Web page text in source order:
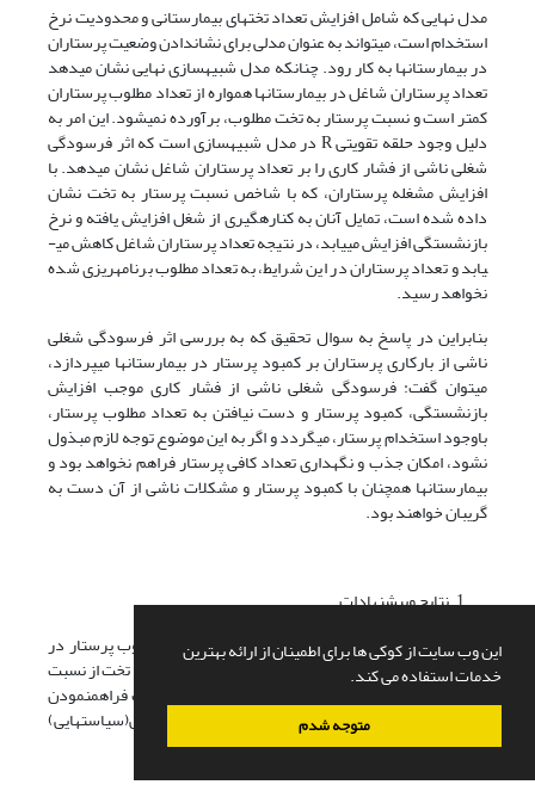
این وب سایت از کوکی ها برای اطمینان از ارائه بهترین
خدمات استفاده می کند.
متوجه شدم
مدل نهایی که شامل افزایش تعداد تخت­های بیمارستانی و محدودیت نرخ
استخدام است، می­تواند به عنوان مدلی برای نشان­دادن وضعیت پرستاران
در بیمارستان­ها به کار رود. چنان­که مدل شبیه­سازی نهایی نشان می­دهد
تعداد پرستاران شاغل در بیمارستان­ها همواره از تعداد مطلوب پرستاران
کمتر است و نسبت پرستار به تخت مطلوب، برآورده نمی­شود. این امر به
دلیل وجود حلقه تقویتی R در مدل شبیه­سازی است که اثر فرسودگی
شغلی ناشی از فشار کاری را بر تعداد پرستاران شاغل نشان می­دهد. با
افزایش مشغله پرستاران، که با شاخص نسبت پرستار به تخت نشان
داده شده است، تمایل آنان به کناره­گیری از شغل افزایش یافته و نرخ
بازنشستگی افزایش می­یابد، در نتیجه تعداد پرستاران شاغل کاهش می­
یابد و تعداد پرستاران در این شرایط، به تعداد مطلوب برنامه­ریزی شده
نخواهد رسید.
بنابراین در پاسخ به سوال تحقیق که به بررسی اثر فرسودگی شغلی
ناشی از بارکاری پرستاران بر کمبود پرستار در بیمارستان­ها می­پردازد،
می­توان گفت: فرسودگی شغلی ناشی از فشار کاری موجب افزایش
بازنشستگی، کمبود پرستار و دست نیافتن به تعداد مطلوب پرستار،
باوجود استخدام پرستار، می­گردد و اگر به این موضوع توجه لازم مبذول
نشود، امکان جذب و نگهداری تعداد کافی پرستار فراهم نخواهد بود و
بیمارستان­ها همچنان با کمبود پرستار و مشکلات ناشی از آن دست به
گریبان خواهند بود.
نتایج وپیشنهادات
نتایج شبیه­سازی نشان داد که فراهم نمودن تعداد مطلوب پرستار در
بیمارستان­ها به سادگی امکان­پذیر نیست و نسبت پرستار به تخت از نسبت
مطلوب کمتر می­باشد و لازم است سیاست­های مناسبی جهت فراهم­نمودن
تعداد کافی پرستار در بیمارستان­ها اتخاذ شود. روش­هایی(سیاست­هایی)
جهت بهبود اوضاع وجود دارد که به آن­ها اشاره می­شود: